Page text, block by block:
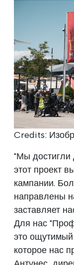
Credits:
"Мы достигли
этот проект
кампании.
направлены
заставляет
Для нас
это ощутимый
которое нас